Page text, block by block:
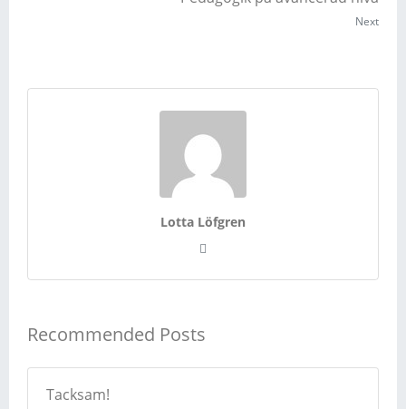
Next
Lotta Löfgren
Recommended Posts
Tacksam!